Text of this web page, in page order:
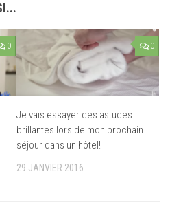
0 0
Je vais essayer ces astuces
brillantes lors de mon prochain
séjour dans un hôtel!
29 JANVIER 2016